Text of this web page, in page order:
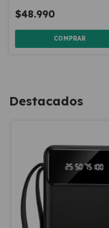
$48.990
COMPRAR
Destacados